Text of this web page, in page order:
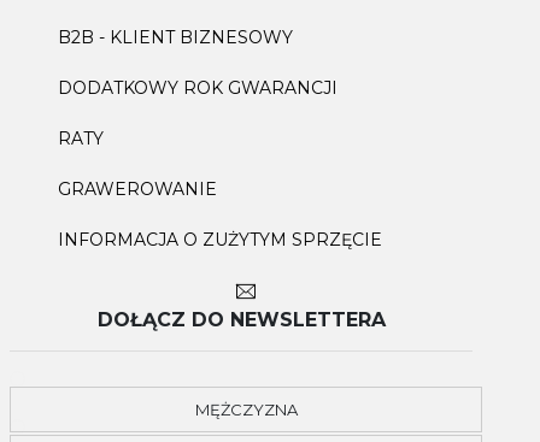
B2B - KLIENT BIZNESOWY
DODATKOWY ROK GWARANCJI
RATY
GRAWEROWANIE
INFORMACJA O ZUŻYTYM SPRZĘCIE
DOŁĄCZ DO NEWSLETTERA
MĘŻCZYZNA